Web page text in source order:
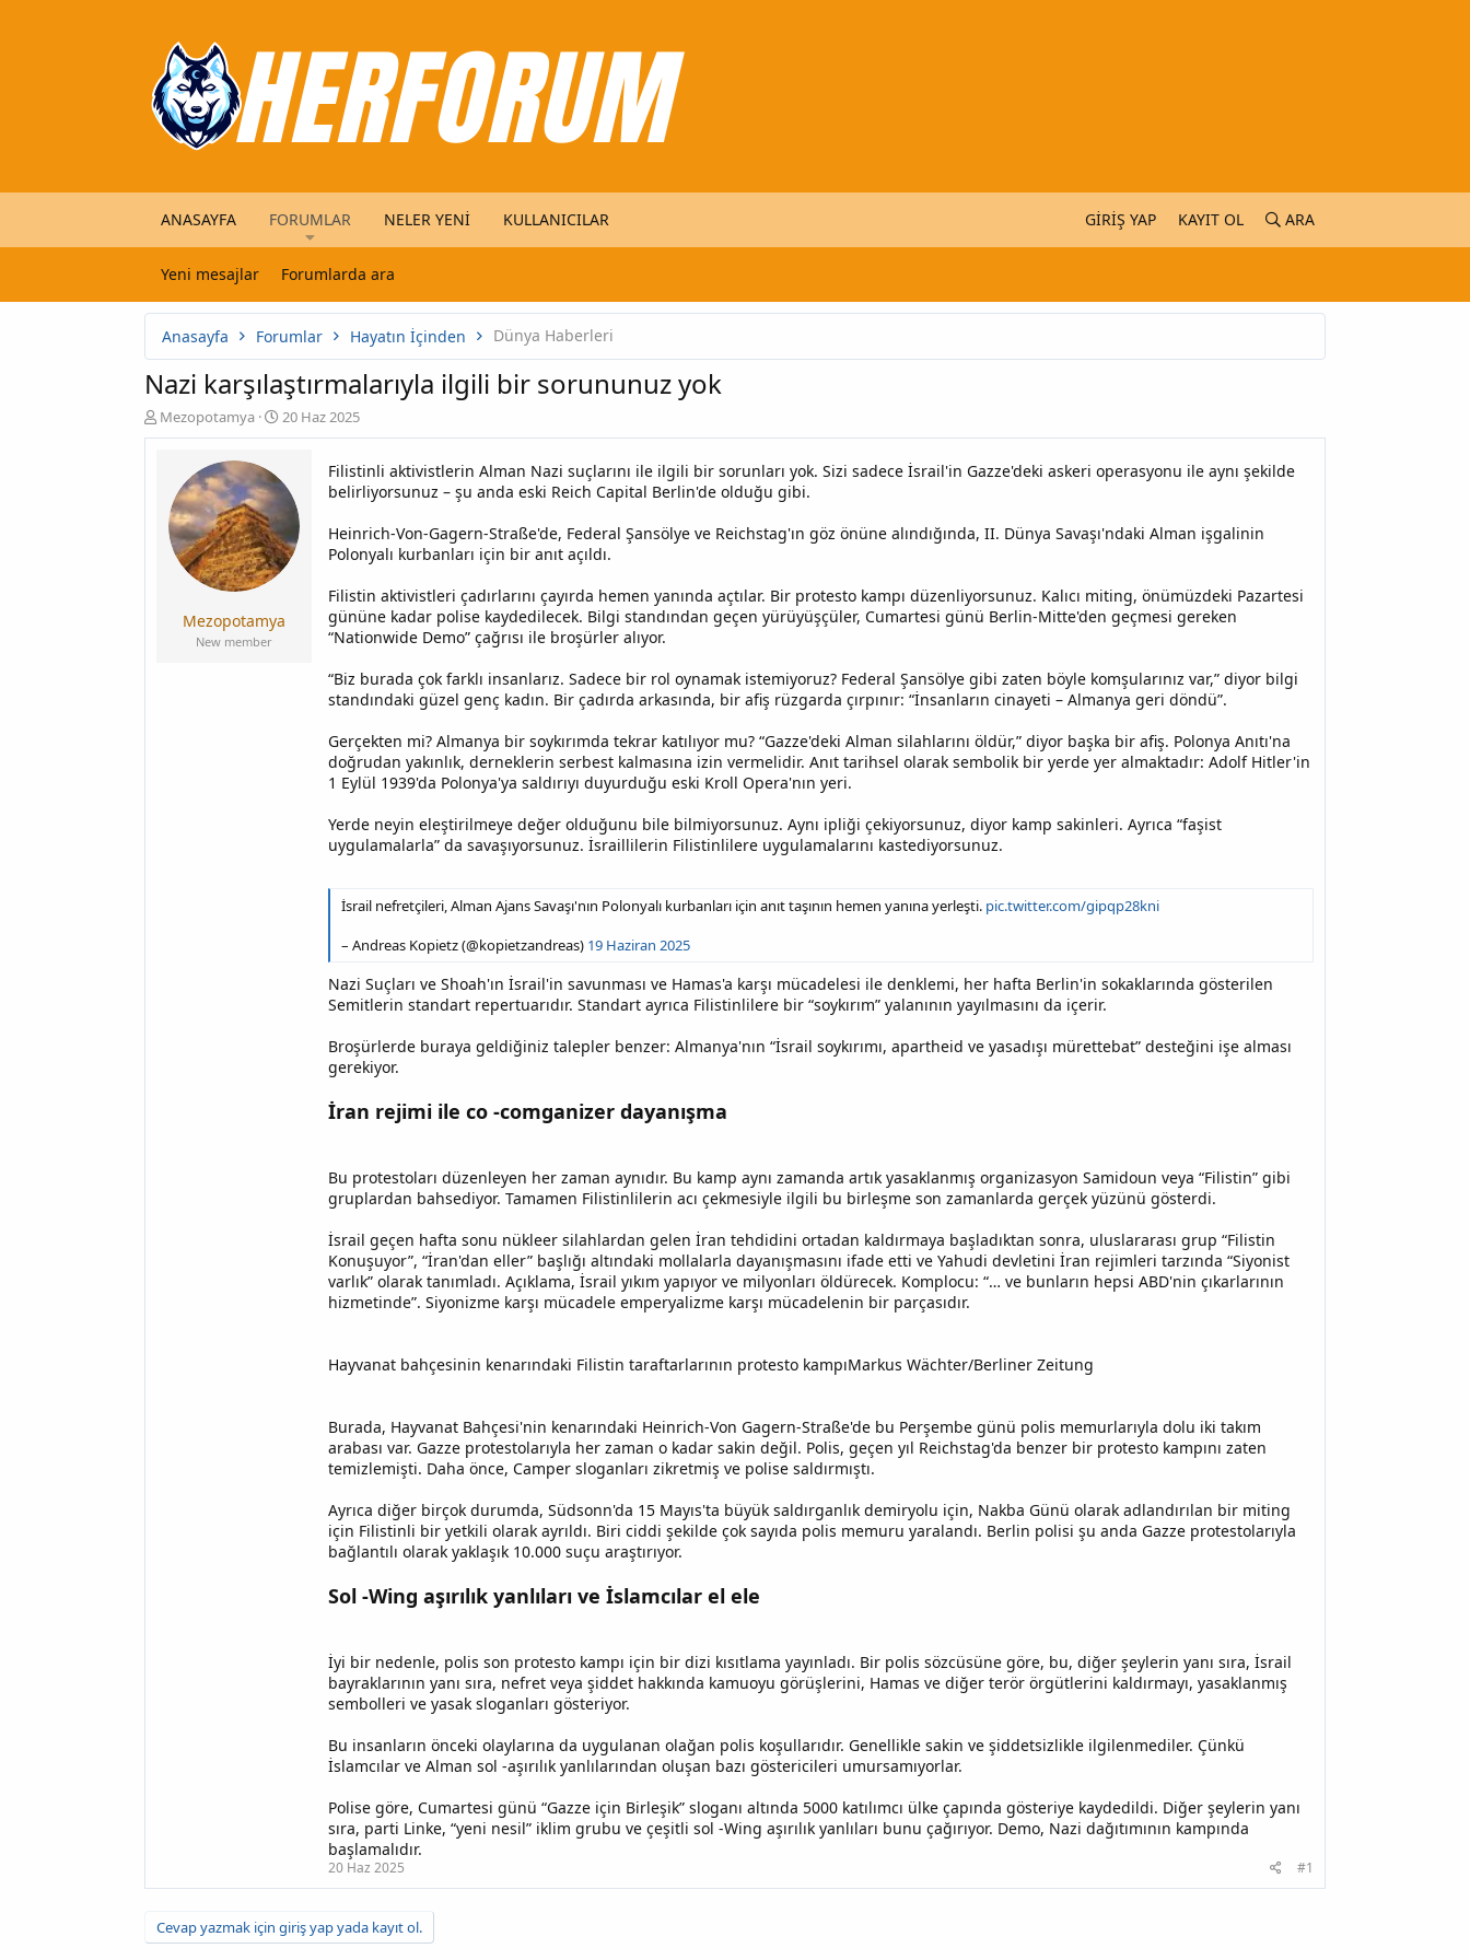
ANASAYFA FORUMLAR NELER YENI KULLANICILAR GIRIŞ YAP KAYIT OL ARA
Yeni mesajlar Forumlarda ara
Anasayfa Forumlar Hayatın İçinden Dünya Haberleri
Nazi karşılaştırmalarıyla ilgili bir sorununuz yok
K
o
Mezopotamya
B
a
a
g
ı
ç
r
20 Haz 2025
Mezopotamya
New member
Filistinli aktivistlerin Alman Nazi suçlarını ile ilgili bir sorunları yok. Sizi sadece İsrail'in Gazze'deki askeri operasyonu ile aynı şekilde
belirliyorsunuz – şu anda eski Reich Capital Berlin'de olduğu gibi.
Heinrich-Von-Gagern-Straße'de, Federal Şansölye ve Reichstag'ın göz önüne alındığında, II. Dünya Savaşı'ndaki Alman işgalinin
Polonyalı kurbanları için bir anıt açıldı.
Filistin aktivistleri çadırlarını çayırda hemen yanında açtılar. Bir protesto kampı düzenliyorsunuz. Kalıcı miting, önümüzdeki Pazartesi
gününe kadar polise kaydedilecek. Bilgi standından geçen yürüyüşçüler, Cumartesi günü Berlin-Mitte'den geçmesi gereken
“Nationwide Demo” çağrısı ile broşürler alıyor.
“Biz burada çok farklı insanlarız. Sadece bir rol oynamak istemiyoruz? Federal Şansölye gibi zaten böyle komşularınız var,” diyor bilgi
standındaki güzel genç kadın. Bir çadırda arkasında, bir afiş rüzgarda çırpınır: “İnsanların cinayeti – Almanya geri döndü”.
Gerçekten mi? Almanya bir soykırımda tekrar katılıyor mu? “Gazze'deki Alman silahlarını öldür,” diyor başka bir afiş. Polonya Anıtı'na
doğrudan yakınlık, derneklerin serbest kalmasına izin vermelidir. Anıt tarihsel olarak sembolik bir yerde yer almaktadır: Adolf Hitler'in
1 Eylül 1939'da Polonya'ya saldırıyı duyurduğu eski Kroll Opera'nın yeri.
Yerde neyin eleştirilmeye değer olduğunu bile bilmiyorsunuz. Aynı ipliği çekiyorsunuz, diyor kamp sakinleri. Ayrıca “faşist
uygulamalarla” da savaşıyorsunuz. İsraillilerin Filistinlilere uygulamalarını kastediyorsunuz.
İsrail nefretçileri, Alman Ajans Savaşı'nın Polonyalı kurbanları için anıt taşının hemen yanına yerleşti. pic.twitter.com/gipqp28kni
– Andreas Kopietz (@kopietzandreas) 19 Haziran 2025
Nazi Suçları ve Shoah'ın İsrail'in savunması ve Hamas'a karşı mücadelesi ile denklemi, her hafta Berlin'in sokaklarında gösterilen
Semitlerin standart repertuarıdır. Standart ayrıca Filistinlilere bir “soykırım” yalanının yayılmasını da içerir.
Broşürlerde buraya geldiğiniz talepler benzer: Almanya'nın “İsrail soykırımı, apartheid ve yasadışı mürettebat” desteğini işe alması
gerekiyor.
İran rejimi ile co -comganizer dayanışma
Bu protestoları düzenleyen her zaman aynıdır. Bu kamp aynı zamanda artık yasaklanmış organizasyon Samidoun veya “Filistin” gibi
gruplardan bahsediyor. Tamamen Filistinlilerin acı çekmesiyle ilgili bu birleşme son zamanlarda gerçek yüzünü gösterdi.
İsrail geçen hafta sonu nükleer silahlardan gelen İran tehdidini ortadan kaldırmaya başladıktan sonra, uluslararası grup “Filistin
Konuşuyor”, “İran'dan eller” başlığı altındaki mollalarla dayanışmasını ifade etti ve Yahudi devletini İran rejimleri tarzında “Siyonist
varlık” olarak tanımladı. Açıklama, İsrail yıkım yapıyor ve milyonları öldürecek. Komplocu: “… ve bunların hepsi ABD'nin çıkarlarının
hizmetinde”. Siyonizme karşı mücadele emperyalizme karşı mücadelenin bir parçasıdır.
Hayvanat bahçesinin kenarındaki Filistin taraftarlarının protesto kampıMarkus Wächter/Berliner Zeitung
Burada, Hayvanat Bahçesi'nin kenarındaki Heinrich-Von Gagern-Straße'de bu Perşembe günü polis memurlarıyla dolu iki takım
arabası var. Gazze protestolarıyla her zaman o kadar sakin değil. Polis, geçen yıl Reichstag'da benzer bir protesto kampını zaten
temizlemişti. Daha önce, Camper sloganları zikretmiş ve polise saldırmıştı.
Ayrıca diğer birçok durumda, Südsonn'da 15 Mayıs'ta büyük saldırganlık demiryolu için, Nakba Günü olarak adlandırılan bir miting
için Filistinli bir yetkili olarak ayrıldı. Biri ciddi şekilde çok sayıda polis memuru yaralandı. Berlin polisi şu anda Gazze protestolarıyla
bağlantılı olarak yaklaşık 10.000 suçu araştırıyor.
Sol -Wing aşırılık yanlıları ve İslamcılar el ele
İyi bir nedenle, polis son protesto kampı için bir dizi kısıtlama yayınladı. Bir polis sözcüsüne göre, bu, diğer şeylerin yanı sıra, İsrail
bayraklarının yanı sıra, nefret veya şiddet hakkında kamuoyu görüşlerini, Hamas ve diğer terör örgütlerini kaldırmayı, yasaklanmış
sembolleri ve yasak sloganları gösteriyor.
Bu insanların önceki olaylarına da uygulanan olağan polis koşullarıdır. Genellikle sakin ve şiddetsizlikle ilgilenmediler. Çünkü
İslamcılar ve Alman sol -aşırılık yanlılarından oluşan bazı göstericileri umursamıyorlar.
Polise göre, Cumartesi günü “Gazze için Birleşik” sloganı altında 5000 katılımcı ülke çapında gösteriye kaydedildi. Diğer şeylerin yanı
sıra, parti Linke, “yeni nesil” iklim grubu ve çeşitli sol -Wing aşırılık yanlıları bunu çağırıyor. Demo, Nazi dağıtımının kampında
başlamalıdır.
20 Haz 2025 #1
Cevap yazmak için giriş yap yada kayıt ol.